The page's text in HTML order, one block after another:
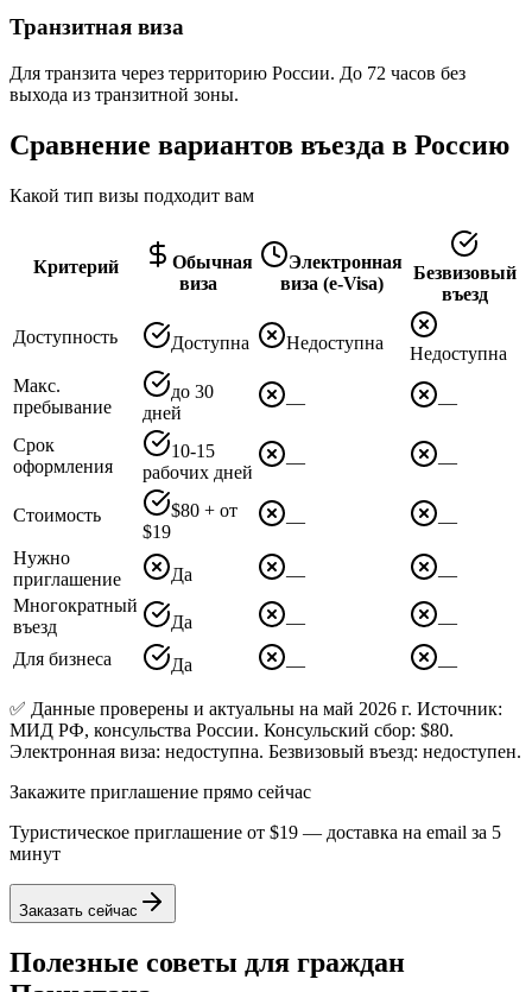
Транзитная виза
Для транзита через территорию России. До 72 часов без
выхода из транзитной зоны.
Сравнение вариантов въезда в Россию
Какой тип визы подходит вам
Критерий
Обычная
виза
Электронная
виза (e-Visa)
Безвизовый
въезд
Доступность Доступна Недоступна
Недоступна
Макс.
пребывание
до 30
дней
— —
Срок
оформления
10-15
рабочих дней
— —
Стоимость
$80 + от
$19
—
—
Нужно
приглашение
Да —
—
Многократный
въезд
Да —
—
Для бизнеса
Да — —
✅ Данные проверены и актуальны на май 2026 г. Источник:
МИД РФ, консульства России. Консульский сбор: $80.
Электронная виза: недоступна. Безвизовый въезд: недоступен.
Закажите приглашение прямо сейчас
Туристическое приглашение от $19 — доставка на email за 5
минут
Заказать сейчас
Полезные советы для граждан